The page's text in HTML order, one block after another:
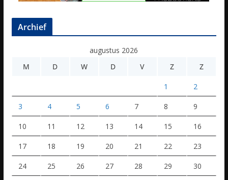
Archief
augustus 2026
M
D W D V Z Z
1 2
3 4 5 6 7 8 9
10 11 12 13 14 15 16
17 18 19 20 21 22 23
24 25 26 27 28 29 30